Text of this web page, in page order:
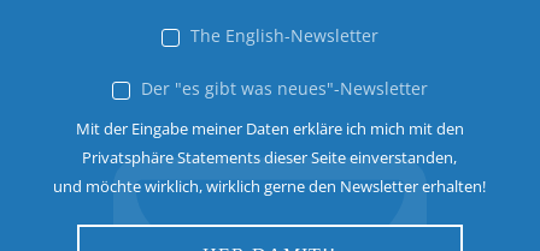
The English-Newsletter
Der "es gibt was neues"-Newsletter
Mit der Eingabe meiner Daten erkläre ich mich mit den
Privatsphäre Statements dieser Seite einverstanden,
und möchte wirklich, wirklich gerne den Newsletter erhalten!